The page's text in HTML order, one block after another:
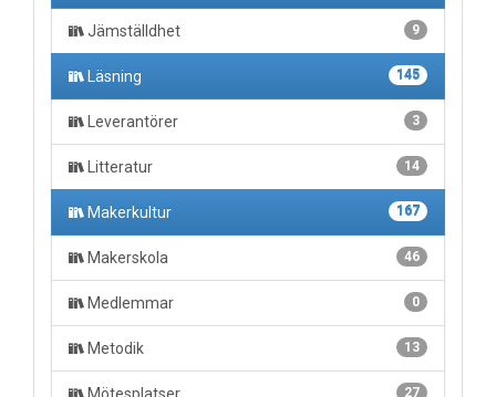
9
Jämställdhet
145
Läsning
3
Leverantörer
14
Litteratur
167
Makerkultur
46
Makerskola
0
Medlemmar
13
Metodik
27